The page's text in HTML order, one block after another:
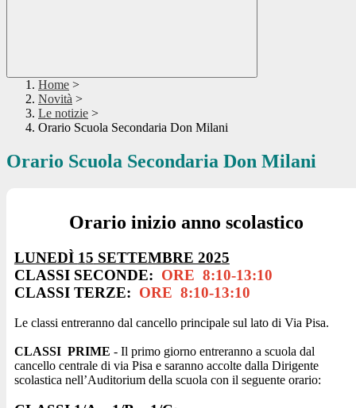
Home >
Novità >
Le notizie >
Orario Scuola Secondaria Don Milani
Orario Scuola Secondaria Don Milani
Orario inizio anno scolastico
LUNEDÌ 15 SETTEMBRE 2025
CLASSI SECONDE: ORE 8:10-13:10
CLASSI TERZE: ORE 8:10-13:10
Le classi entreranno dal cancello principale sul lato di Via Pisa.
CLASSI PRIME - Il primo giorno entreranno a scuola dal
cancello centrale di via Pisa e saranno accolte dalla Dirigente
scolastica nell’Auditorium della scuola con il seguente orario: